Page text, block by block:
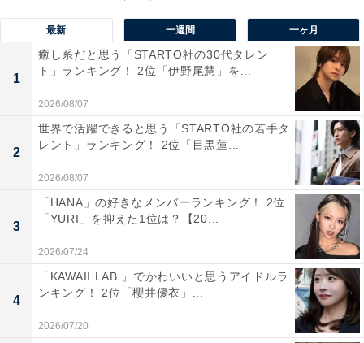
View this post on Instagram
A post shared by 若槻千夏 (@wakatsukichinatsu)
最新 一週間 一ヶ月
1
癒し系だと思う「STARTO社の30代タレン
ト」ランキング！ 2位「伊野尾慧」を...
2026/08/07
2
世界で活躍できると思う「STARTO社の若手タ
レント」ランキング！ 2位「目黒蓮...
2026/08/07
3
「HANA」の好きなメンバーランキング！ 2位
「YURI」を抑えた1位は？【20...
2026/07/24
4
「KAWAII LAB.」でかわいいと思うアイドルラ
ンキング！ 2位「櫻井優衣」...
2026/07/20